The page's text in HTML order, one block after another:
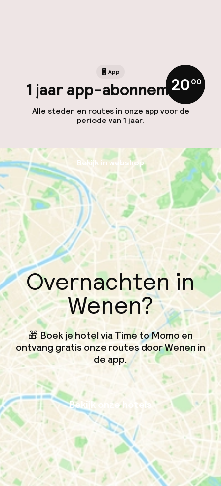
App
1 jaar app-abonnement
Alle steden en routes in onze app voor de
periode van 1 jaar.
20,00
Bekijk in webshop
Overnachten in
Wenen?
🎁 Boek je hotel via Time to Momo en
ontvang gratis onze routes door Wenen in
de app.
Bekijk onze hotels